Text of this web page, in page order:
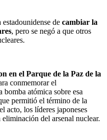
de cambiar la
, pero se negó a que otros
en el Parque de la Paz de la
conmemorar el
atómica sobre esa
permitió el término de la
acto, los líderes japoneses
del arsenal nuclear.